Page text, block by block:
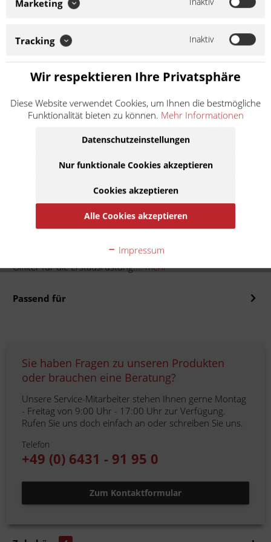
gegründet und produziert seit 1963 Ölfilter für die
erfüllen. Mit...
Weiter lesen >
9,50 € *
Inhalt:1
inkl. MwSt.zzgl. Versandkosten
In denWarenkorb
Hiflofiltro wurde 1955 gegründet und produziert seit 1963
Ölfilter für die Erstausrüstung....mehr
Passend für
Sie haben Fragen zu unseren Produkten
oder brauchen eine Beratung?
Unsere Service-Mitarbeiter stehen Ihnen gerne Montag
- Freitag von 9:00 Uhr - 17:00 Uhr zur Verfügung.
Rufen Sie uns doch einfach an oder schreiben Sie uns.
Telefon
+49 (0) 6431 - 91 95 0
Zum Kontaktformular
Marketing
Tracking Inaktiv
Wir respektieren Ihre Privatsphäre
Diese Website verwendet Cookies, um Ihnen die bestmögliche
Funktionalität bieten zu können. Mehr Informationen
Datenschutzeinstellungen
Nur funktionale Cookies akzeptieren
Cookies akzeptieren
Alle Cookies akzeptieren
Impressum